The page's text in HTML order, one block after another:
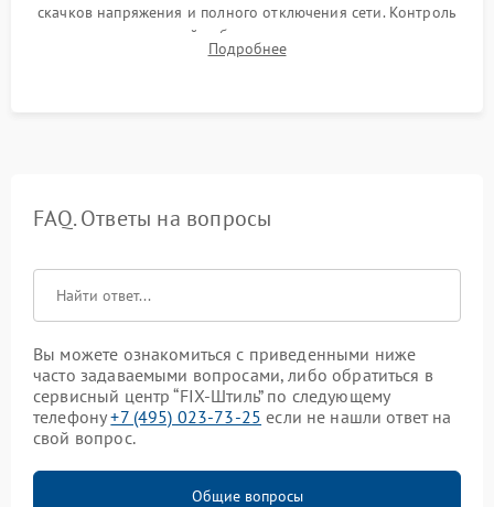
скачков напряжения и полного отключения сети. Контроль
времени автономной работы, температурного режима и
корректности формы выходного сигнала.
Подробнее
FAQ. Ответы на вопросы
Вы можете ознакомиться с приведенными ниже
часто задаваемыми вопросами, либо обратиться в
сервисный центр “FIX-Штиль” по следующему
телефону+7 (495) 023-73-25 если не нашли ответ на
свой вопрос.
Общие вопросы